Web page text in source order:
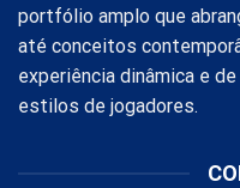
portfólio amplo que
até conceitos
experiência dinâmica e
estilos de jogadores.